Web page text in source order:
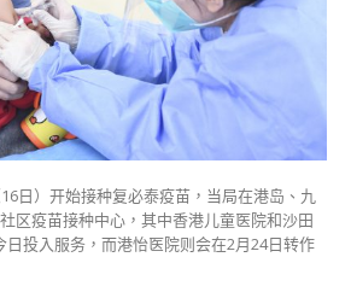
日）开始接种复必泰疫苗，当局在港岛、九
区疫苗接种中心，其中香港儿童医院和沙田
日投入服务，而港怡医院则会在2月24日转作